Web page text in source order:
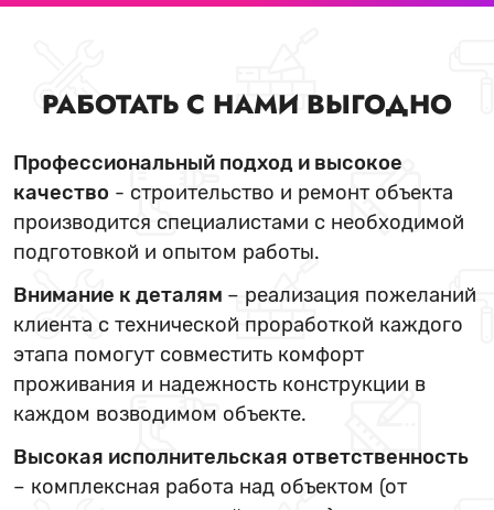
РАБОТАТЬ С НАМИ ВЫГОДНО
Профессиональный подход и высокое
качество - строительство и ремонт объекта
производится специалистами с необходимой
подготовкой и опытом работы.
Внимание к деталям – реализация пожеланий
клиента с технической проработкой каждого
этапа помогут совместить комфорт
проживания и надежность конструкции в
каждом возводимом объекте.
Высокая исполнительская ответственность
– комплексная работа над объектом (от